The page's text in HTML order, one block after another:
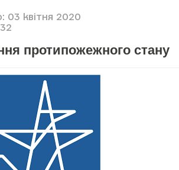
03 квітня 2020
протипожежного стану